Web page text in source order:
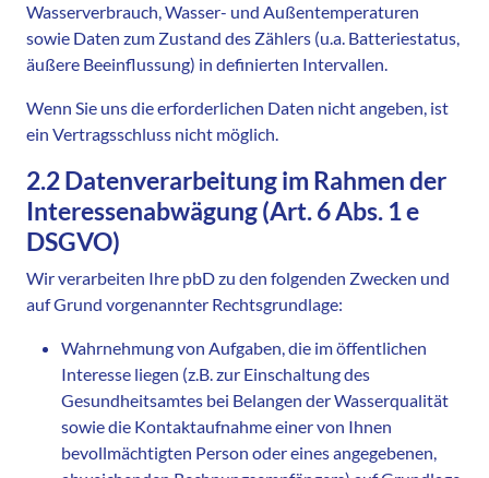
Wasserverbrauch, Wasser- und Außentemperaturen
sowie Daten zum Zustand des Zählers (u.a. Batteriestatus,
äußere Beeinflussung) in definierten Intervallen.
Wenn Sie uns die erforderlichen Daten nicht angeben, ist
ein Vertragsschluss nicht möglich.
2.2 Datenverarbeitung im Rahmen der
Interessenabwägung (Art. 6 Abs. 1 e
DSGVO)
Wir verarbeiten Ihre pbD zu den folgenden Zwecken und
auf Grund vorgenannter Rechtsgrundlage:
Wahrnehmung von Aufgaben, die im öffentlichen
Interesse liegen (z.B. zur Einschaltung des
Gesundheitsamtes bei Belangen der Wasserqualität
sowie die Kontaktaufnahme einer von Ihnen
bevollmächtigten Person oder eines angegebenen,